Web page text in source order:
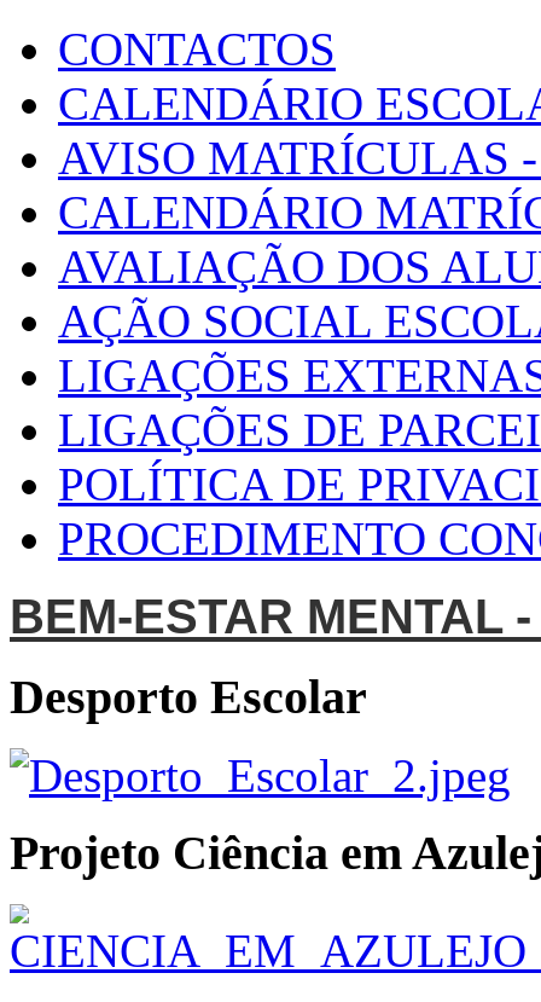
CONTACTOS
CALENDÁRIO
AVISO MATRÍCULAS
CALENDÁRIO
AVALIAÇÃO DOS
AÇÃO SOCIAL
LIGAÇÕES
LIGAÇÕES DE
POLÍTICA DE
PROCEDIMENTO
BEM-ESTAR MENTAL
Desporto Escolar
Projeto Ciência em